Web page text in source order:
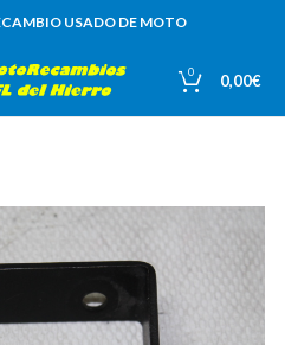
USADO DE MOTO
0 0,00€